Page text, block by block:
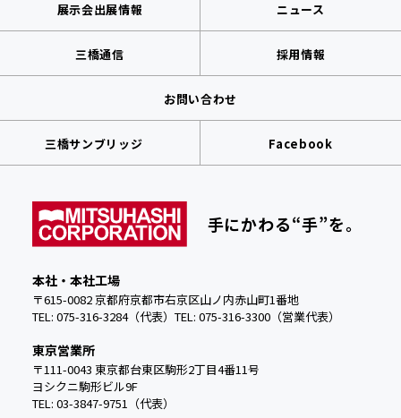
展示会出展情報 ニュース
三橋通信 採用情報
お問い合わせ
三橋サンブリッジ Facebook
手にかわる“手”を。
本社・本社工場
〒615-0082 京都府京都市右京区山ノ内赤山町1番地
TEL: 075-316-3284（代表） TEL: 075-316-3300（営業代表）
東京営業所
〒111-0043 東京都台東区駒形2丁目4番11号
ヨシクニ駒形ビル9F
TEL: 03-3847-9751（代表）